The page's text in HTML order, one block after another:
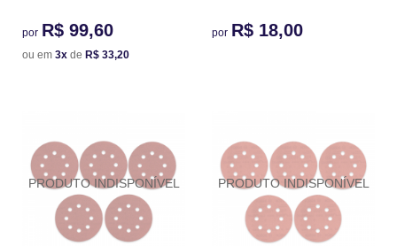
por R$ 99,60
ou em 3x de R$ 33,20
por R$ 18,00